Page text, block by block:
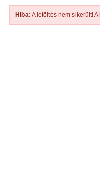
Hiba: A letöltés nem sikerült!